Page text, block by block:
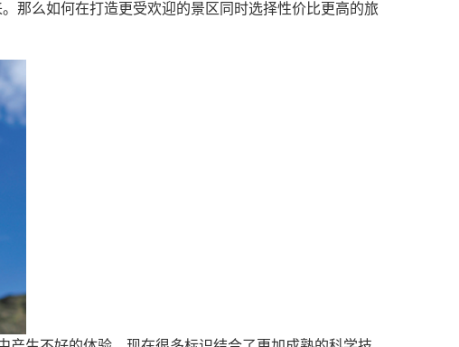
那么如何在打造更受欢迎的景区同时选择性价比更高的旅